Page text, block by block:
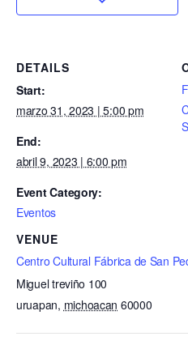
DETAILS
Start:
marzo 31, 2023 | 5:00 pm
End:
abril 9, 2023 | 6:00 pm
Event Category:
Eventos
VENUE
Centro Cultural Fábrica de San
Miguel treviño 100
uruapan, michoacan 60000